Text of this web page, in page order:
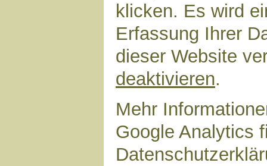
klicken. Es wird
Erfassung Ihrer
dieser Website
deaktivieren.
Mehr
Google Analytics